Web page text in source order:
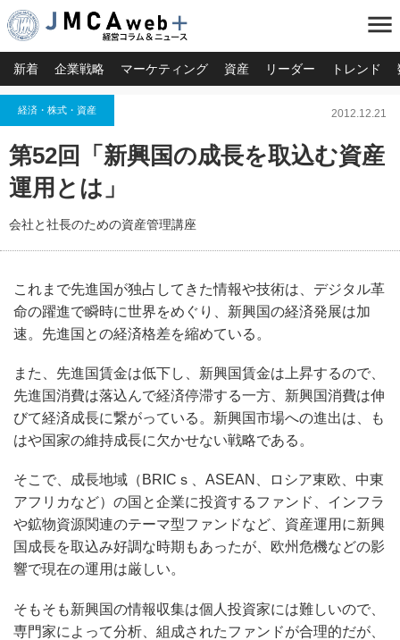
menu
新着 企業戦略 マーケティング 資産 リーダー トレンド
経済・株式・資産 2012.12.21
第52回「新興国の成長を取込む資産
運用とは」
会社と社長のための資産管理講座
これまで先進国が独占してきた情報や技術は、デジタル革
命の躍進で瞬時に世界をめぐり、新興国の経済発展は加
速。先進国との経済格差を縮めている。
また、先進国賃金は低下し、新興国賃金は上昇するので、
先進国消費は落込んで経済停滞する一方、新興国消費は伸
びて経済成長に繋がっている。新興国市場への進出は、も
はや国家の維持成長に欠かせない戦略である。
そこで、成長地域（BRICｓ、ASEAN、ロシア東欧、中東
アフリカなど）の国と企業に投資するファンド、インフラ
や鉱物資源関連のテーマ型ファンドなど、資産運用に新興
国成長を取込み好調な時期もあったが、欧州危機などの影
響で現在の運用は厳しい。
そもそも新興国の情報収集は個人投資家には難しいので、
専門家によって分析、組成されたファンドが合理的だが、